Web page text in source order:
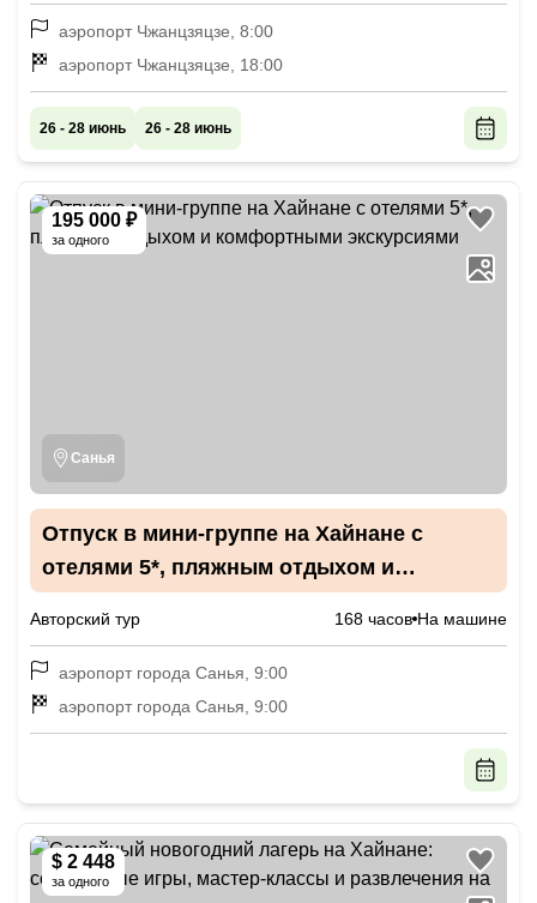
аэропорт Чжанцзяцзе, 8:00
аэропорт Чжанцзяцзе, 18:00
26 - 28 июнь 26 - 28 июнь
195 000 ₽
за одного
Санья
Отпуск в мини-группе на Хайнане с
отелями 5*, пляжным отдыхом и
Авторский тур 168 часов На машине
аэропорт города Санья, 9:00
аэропорт города Санья, 9:00
$ 2 448
за одного